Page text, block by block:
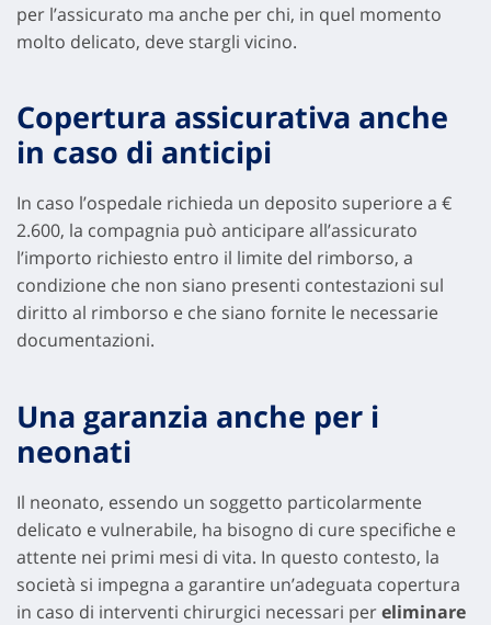
per l’assicurato ma anche per chi, in quel momento
molto delicato, deve stargli vicino.
Copertura assicurativa anche
in caso di anticipi
In caso l’ospedale richieda un deposito superiore a €
2.600, la compagnia può anticipare all’assicurato
l’importo richiesto entro il limite del rimborso, a
condizione che non siano presenti contestazioni sul
diritto al rimborso e che siano fornite le necessarie
documentazioni.
Una garanzia anche per i
neonati
Il neonato, essendo un soggetto particolarmente
delicato e vulnerabile, ha bisogno di cure specifiche e
attente nei primi mesi di vita. In questo contesto, la
società si impegna a garantire un’adeguata copertura
in caso di interventi chirurgici necessari pereliminare